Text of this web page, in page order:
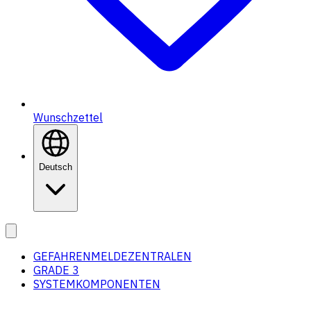
Wunschzettel
Deutsch
GEFAHRENMELDEZENTRALEN
GRADE 3
SYSTEMKOMPONENTEN